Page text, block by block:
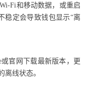
Fi和移动数据，或重启
稳定会导致钱包显示“离
或官网下载最新版本，更
离线状态。